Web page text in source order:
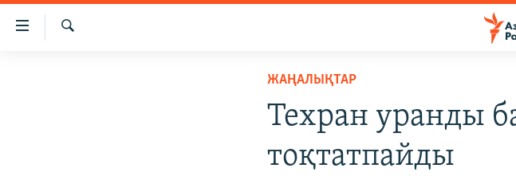
Accessibility
ЖАҢАЛЫҚТАР
Техран уранды
тоқтатпайды